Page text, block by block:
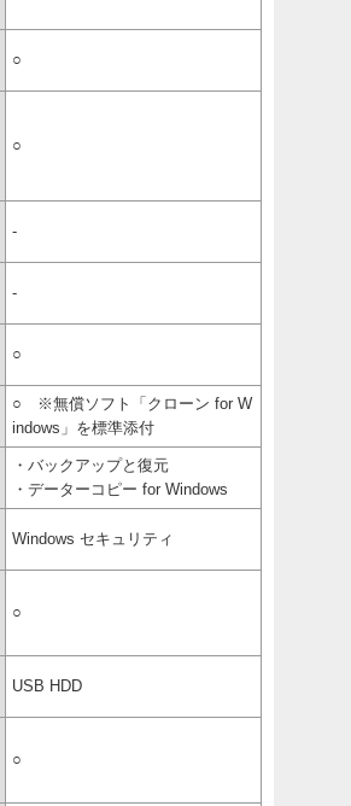
○
○
-
-
○
○ ※無償ソフト「クローン for W
indows」を標準添付
・バックアップと復元
・データーコピー for Windows
Windows セキュリティ
○
USB HDD
○